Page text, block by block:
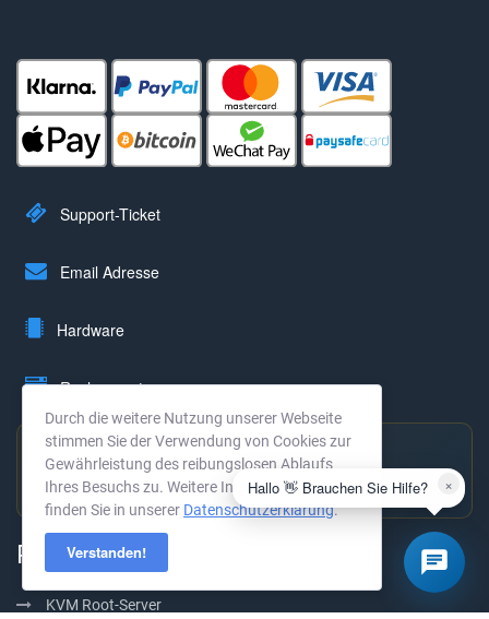
Support-Ticket
Email Adresse
Hardware
Rechenzentrum
Hervorragend bewertet
4,9 ★ · 294 Bewertungen →
Produkte
KVM Root-Server
Durch die weitere Nutzung unserer Webseite
stimmen Sie der Verwendung von Cookies zur
Gewährleistung des reibungslosen Ablaufs
Ihres Besuchs zu. Weitere Informationen
finden Sie in unserer Datenschutzerklärung.
Verstanden!
×
Hallo 👋 Brauchen Sie Hilfe?